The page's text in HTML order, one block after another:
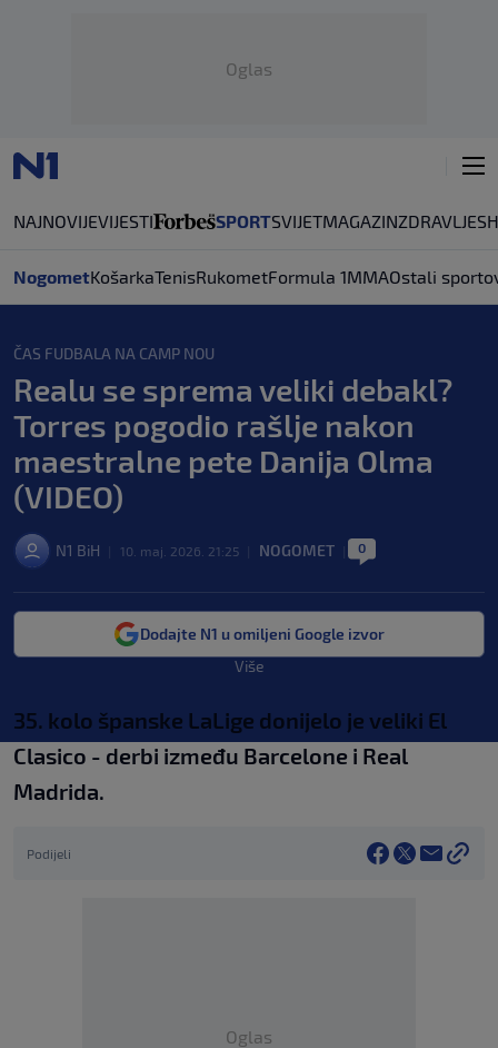
Oglas
NAJNOVIJEVIJESTI SPORTSVIJETMAGAZINZDRAVLJE
NogometKošarkaTenisRukometFormula 1MMAOstali
ČAS FUDBALA NA CAMP NOU
Realu se sprema veliki debakl?
Torres pogodio rašlje nakon
maestralne pete Danija Olma
(VIDEO)
N1 BiH 10. maj. 2026. 21:25 NOGOMET 0
Dodajte N1 u omiljeni Google izvor
Više
35. kolo španske LaLige donijelo je veliki El
Clasico - derbi između Barcelone i Real
Madrida.
Podijeli
Oglas